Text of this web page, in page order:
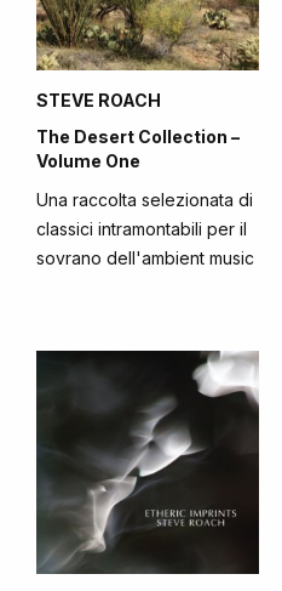
STEVE ROACH
The Desert Collection –
Volume One
Una raccolta selezionata di
classici intramontabili per il
sovrano dell'ambient music